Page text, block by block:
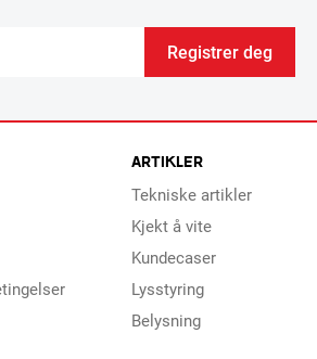
Registrer deg
ARTIKLER
Tekniske artikler
Kjekt å vite
Kundecaser
Lysstyring
Belysning